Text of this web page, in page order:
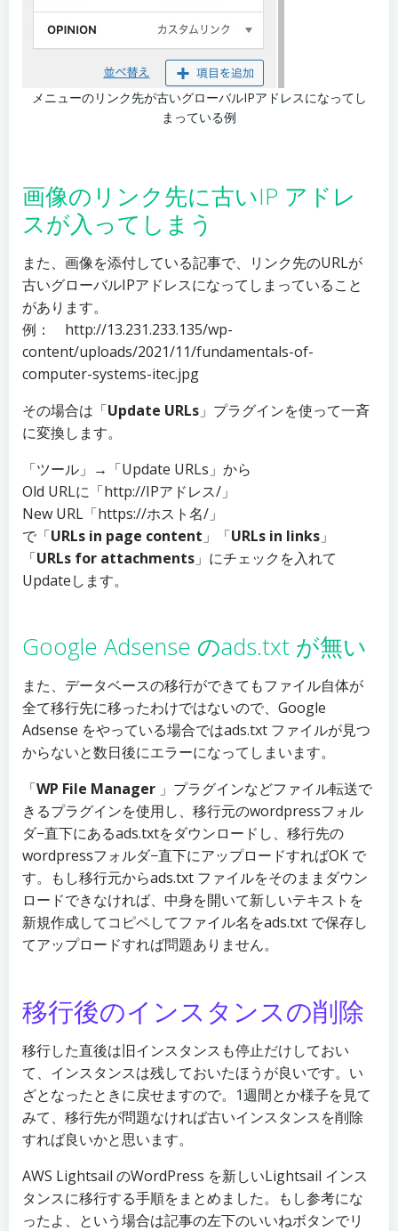
メニューのリンク先が古いグローバルIPアドレスになってし
まっている例
画像のリンク先に古いIP アドレ
スが入ってしまう
また、画像を添付している記事で、リンク先のURLが
古いグローバルIPアドレスになってしまっていること
があります。
例： http://13.231.233.135/wp-
content/uploads/2021/11/fundamentals-of-
computer-systems-itec.jpg
その場合は「Update URLs 」プラグインを使って一斉
に変換します。
「ツール」→「Update URLs」から
Old URLに「http://IPアドレス/」
New URL「https://ホスト名/」
で「URLs in page content 」「URLs in links 」
「URLs for attachments 」にチェックを入れて
Updateします。
Google Adsense のads.txt が無い
また、データベースの移行ができてもファイル自体が
全て移行先に移ったわけではないので、Google
Adsense をやっている場合ではads.txt ファイルが見つ
からないと数日後にエラーになってしまいます。
「WP File Manager 」プラグインなどファイル転送で
きるプラグインを使用し、移行元のwordpressフォル
ダ−直下にあるads.txtをダウンロードし、移行先の
wordpressフォルダ−直下にアップロードすればOK で
す。もし移行元からads.txt ファイルをそのままダウン
ロードできなければ、中身を開いて新しいテキストを
新規作成してコピペしてファイル名をads.txt で保存し
てアップロードすれば問題ありません。
移行後のインスタンスの削除
移行した直後は旧インスタンスも停止だけしておい
て、インスタンスは残しておいたほうが良いです。い
ざとなったときに戻せますので。1週間とか様子を見て
みて、移行先が問題なければ古いインスタンスを削除
すれば良いかと思います。
AWS Lightsail のWordPress を新しいLightsail インス
タンスに移行する手順をまとめました。もし参考にな
ったよ、という場合は記事の左下のいいねボタンでリ